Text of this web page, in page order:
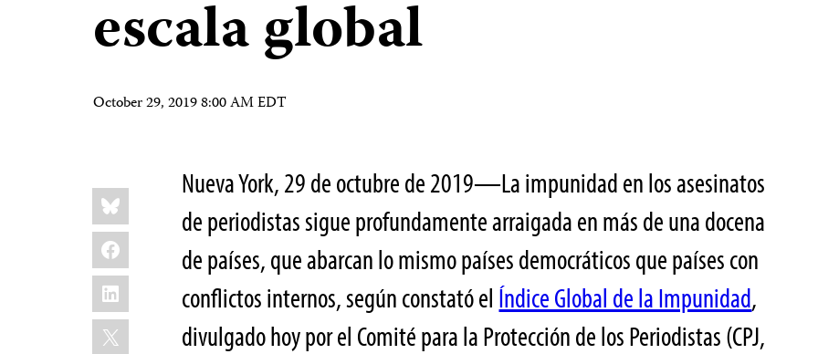
escala global
October 29, 2019 8:00 AM EDT
Share
this:
Bluesky
Facebook
LinkedIn
X
Nueva York, 29 de octubre de 2019—La impunidad en los asesinatos
de periodistas sigue profundamente arraigada en más de una docena
de países, que abarcan lo mismo países democráticos que países con
conflictos internos, según constató el Índice Global de la Impunidad,
divulgado hoy por el Comité para la Protección de los Periodistas (CPJ,